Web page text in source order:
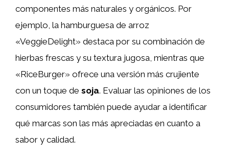
componentes más naturales y orgánicos. Por
ejemplo, la hamburguesa de arroz
«VeggieDelight» destaca por su combinación de
hierbas frescas y su textura jugosa, mientras que
«RiceBurger» ofrece una versión más crujiente
con un toque de soja. Evaluar las opiniones de los
consumidores también puede ayudar a identificar
qué marcas son las más apreciadas en cuanto a
sabor y calidad.